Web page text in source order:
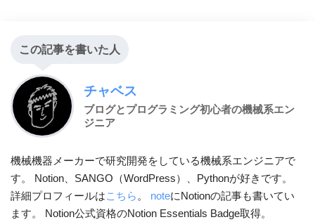
この記事を書いた人
チャベス
ブログとプログラミング初心者の機械系エン
ジニア
機械機器メーカーで研究開発をしている機械系エンジニアで
す。 Notion、SANGO（WordPress）、Pythonが好きです。
詳細プロフィールはこちら 。 noteにNotionの記事も書いてい
ます。 Notion公式資格のNotion Essentials Badge取得。